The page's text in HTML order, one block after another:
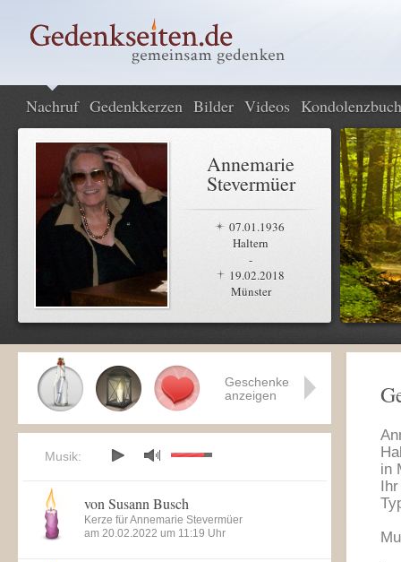
Nachruf Gedenkkerzen Bilder Videos Kondolenzbuch
Annemarie
Stevermüer
07.01.1936
Haltern
-
19.02.2018
Münster
in
Geschenke
anzeigen
Musik:
von Susann Busch
Kerze für Annemarie Stevermüer
am 20.02.2022 um 11:19 Uhr